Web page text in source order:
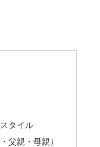
タイル
父親・母親）